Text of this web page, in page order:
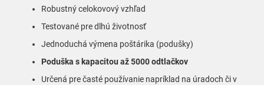
Robustný celokovový vzhľad
Testované pre dlhú životnosť
Jednoduchá výmena poštárika (podušky)
Poduška s kapacitou až 5000 odtlačkov
Určená pre časté používanie napríklad na úradoch či v